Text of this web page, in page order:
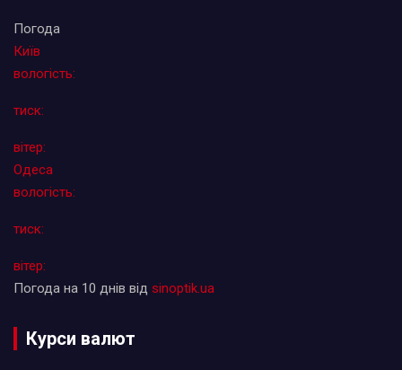
Погода
Київ
вологість:
тиск:
вітер:
Одеса
вологість:
тиск:
вітер:
Погода на 10 днів від sinoptik.ua
Курси валют